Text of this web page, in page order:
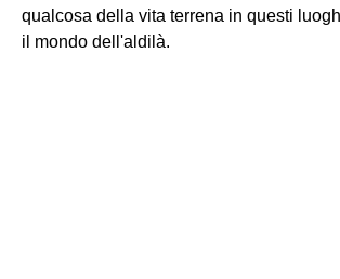
qualcosa della vita terrena in questi
il mondo dell'aldilà.